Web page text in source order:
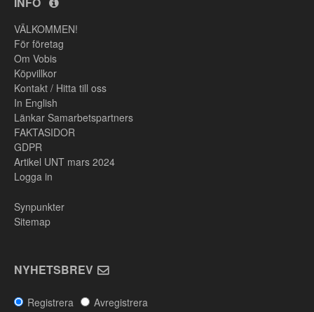
VÄLKOMMEN!
För företag
Om Vobis
Köpvillkor
Kontakt / Hitta till oss
In English
Länkar Samarbetspartners
FAKTASIDOR
GDPR
Artikel UNT mars 2024
Logga in
Synpunkter
Sitemap
NYHETSBREV
Registrera Avregistrera